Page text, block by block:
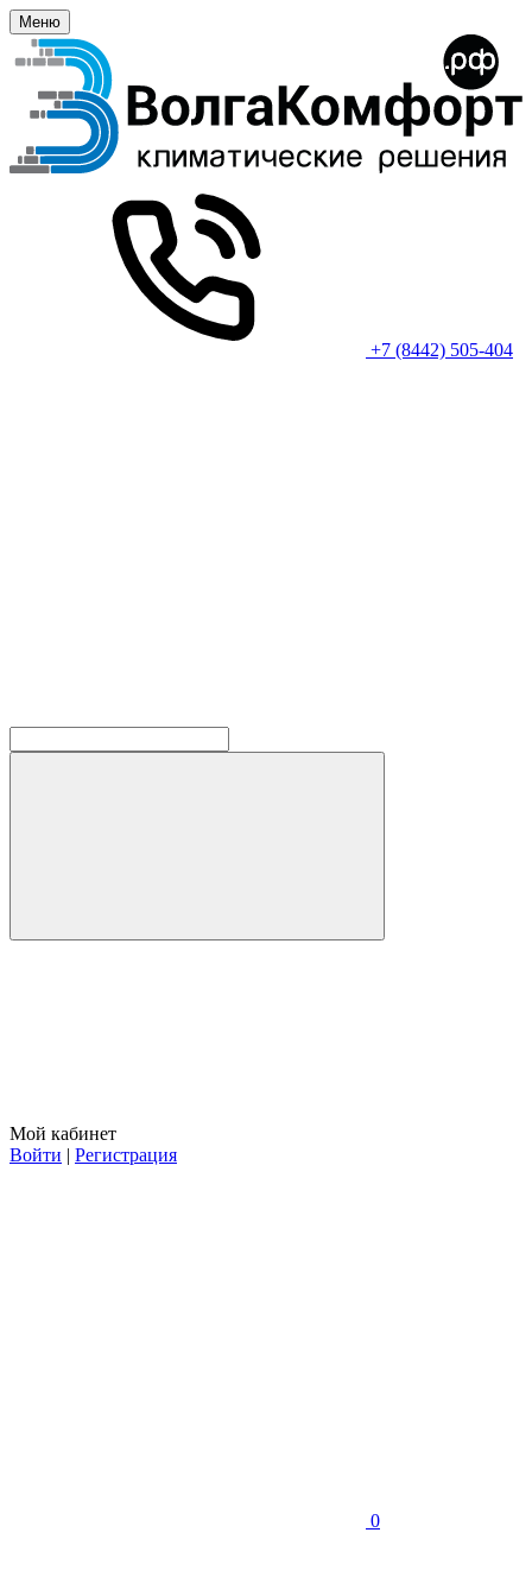
Меню
+7 (8442) 505-404
Мой кабинет
Войти | Регистрация
0